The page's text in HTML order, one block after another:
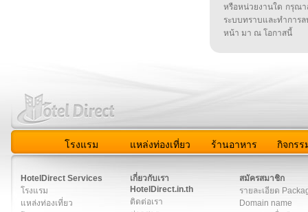
หรือหน่วยงานใด กรุณา
ระบบทราบและทำกา
หน้า มา ณ โอกาสนี้
โรงแรม แหล่งท่องเที่ยว ร้านอาหาร กิจกรร
HotelDirect Services
โรงแรม
แหล่งท่องเที่ยว
เกี่ยวกับเรา
HotelDirect.in.th
ติดต่อเรา
สมัครสมาชิก
รายละเอียด
Domain name